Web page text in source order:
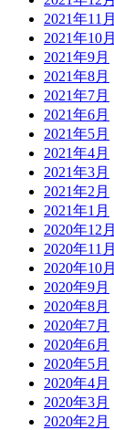
2021年11月
2021年10月
2021年9月
2021年8月
2021年7月
2021年6月
2021年5月
2021年4月
2021年3月
2021年2月
2021年1月
2020年12月
2020年11月
2020年10月
2020年9月
2020年8月
2020年7月
2020年6月
2020年5月
2020年4月
2020年3月
2020年2月